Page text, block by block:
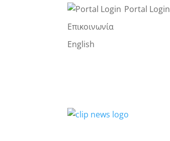
Portal Login
Επικοινωνία
English